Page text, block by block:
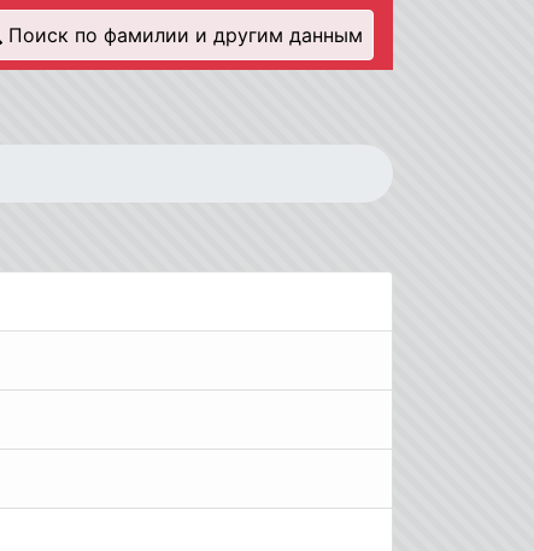
Поиск по фамилии и другим данным